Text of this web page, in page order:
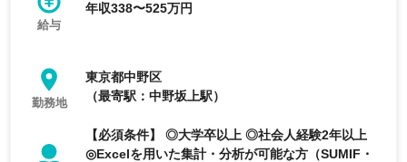
給与
年収338〜525万円
勤務地
東京都中野区
（最寄駅：中野坂上駅）
【必須条件】 ◎大学卒以上 ◎社会人経験2年以上
◎Excelを用いた集計・分析が可能な方（SUMIF・